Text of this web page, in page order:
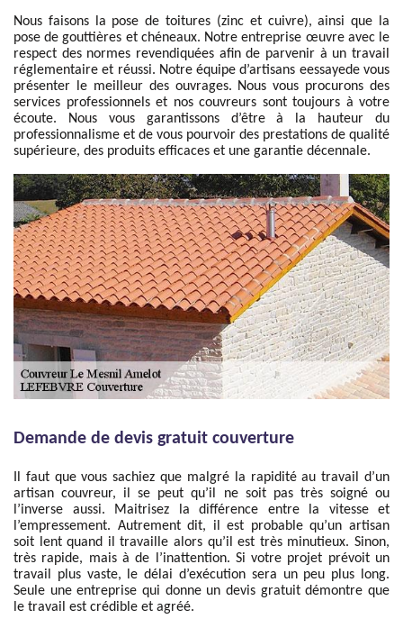
Nous faisons la pose de toitures (zinc et cuivre), ainsi que la
pose de gouttières et chéneaux. Notre entreprise œuvre avec le
respect des normes revendiquées afin de parvenir à un travail
réglementaire et réussi. Notre équipe d’artisans eessayede vous
présenter le meilleur des ouvrages. Nous vous procurons des
services professionnels et nos couvreurs sont toujours à votre
écoute. Nous vous garantissons d’être à la hauteur du
professionnalisme et de vous pourvoir des prestations de qualité
supérieure, des produits efficaces et une garantie décennale.
Demande de devis gratuit couverture
Il faut que vous sachiez que malgré la rapidité au travail d’un
artisan couvreur, il se peut qu’il ne soit pas très soigné ou
l’inverse aussi. Maitrisez la différence entre la vitesse et
l’empressement. Autrement dit, il est probable qu’un artisan
soit lent quand il travaille alors qu’il est très minutieux. Sinon,
très rapide, mais à de l’inattention. Si votre projet prévoit un
travail plus vaste, le délai d’exécution sera un peu plus long.
Seule une entreprise qui donne un devis gratuit démontre que
le travail est crédible et agréé.